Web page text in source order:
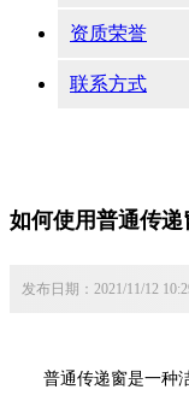
资质荣誉
联系方式
如何使用普通传递
发布日期：2021/11/12
普通传递窗是一种洁